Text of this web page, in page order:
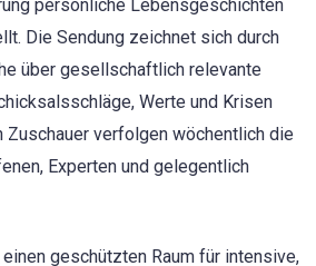
persönliche Lebensgeschichten
Die Sendung zeichnet sich durch
über gesellschaftlich relevante
Werte und Krisen
Zuschauer verfolgen wöchentlich die
Experten und gelegentlich
geschützten Raum für intensive,